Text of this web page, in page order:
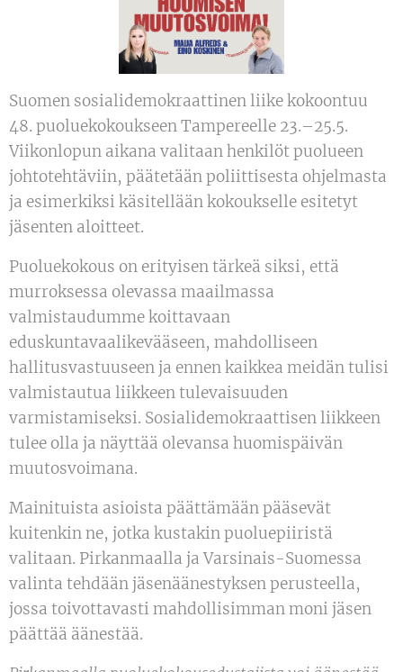
Suomen sosialidemokraattinen liike kokoontuu
48. puoluekokoukseen Tampereelle 23.–25.5.
Viikonlopun aikana valitaan henkilöt puolueen
johtotehtäviin, päätetään poliittisesta ohjelmasta
ja esimerkiksi käsitellään kokoukselle esitetyt
jäsenten aloitteet.
Puoluekokous on erityisen tärkeä siksi, että
murroksessa olevassa maailmassa
valmistaudumme koittavaan
eduskuntavaalikevääseen, mahdolliseen
hallitusvastuuseen ja ennen kaikkea meidän tulisi
valmistautua liikkeen tulevaisuuden
varmistamiseksi. Sosialidemokraattisen liikkeen
tulee olla ja näyttää olevansa huomispäivän
muutosvoimana.
Mainituista asioista päättämään pääsevät
kuitenkin ne, jotka kustakin puoluepiiristä
valitaan. Pirkanmaalla ja Varsinais-Suomessa
valinta tehdään jäsenäänestyksen perusteella,
jossa toivottavasti mahdollisimman moni jäsen
päättää äänestää.